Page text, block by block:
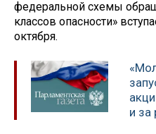
федеральной схемы
классов опасности»
октября.
и за